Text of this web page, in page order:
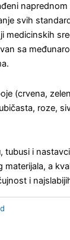
svih
medicinskih
sa
(crvena,
roze,
tubusi i
a
i